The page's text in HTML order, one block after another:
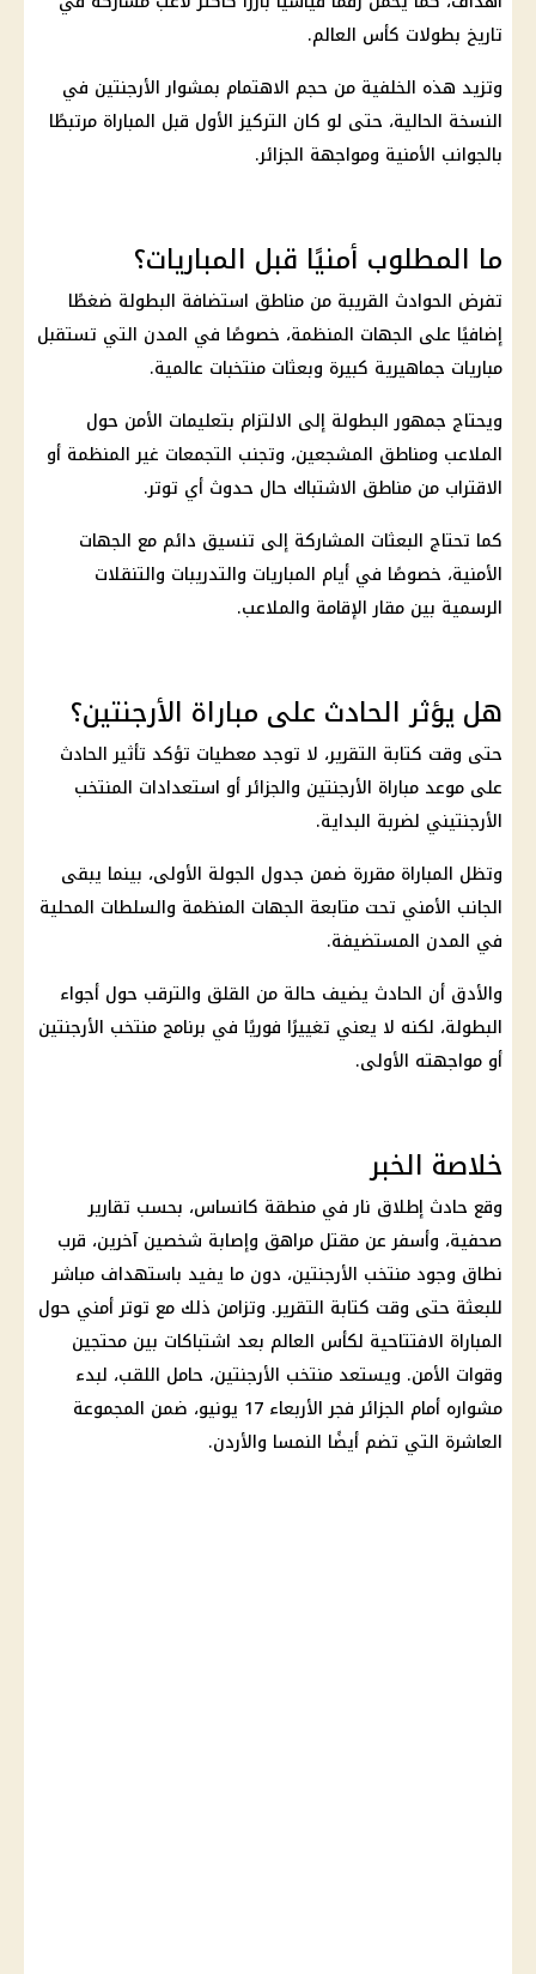
تاريخ بطولات كأس العالم.
وتزيد هذه الخلفية من حجم الاهتمام بمشوار الأرجنتين في
النسخة الحالية، حتى لو كان التركيز الأول قبل المباراة مرتبطًا
بالجوانب الأمنية ومواجهة الجزائر.
ما المطلوب أمنيًا قبل المباريات؟
تفرض الحوادث القريبة من مناطق استضافة البطولة ضغطًا
إضافيًا على الجهات المنظمة، خصوصًا في المدن التي تستقبل
مباريات جماهيرية كبيرة وبعثات منتخبات عالمية.
ويحتاج جمهور البطولة إلى الالتزام بتعليمات الأمن حول
الملاعب ومناطق المشجعين، وتجنب التجمعات غير المنظمة أو
الاقتراب من مناطق الاشتباك حال حدوث أي توتر.
كما تحتاج البعثات المشاركة إلى تنسيق دائم مع الجهات
الأمنية، خصوصًا في أيام المباريات والتدريبات والتنقلات
الرسمية بين مقار الإقامة والملاعب.
هل يؤثر الحادث على مباراة الأرجنتين؟
حتى وقت كتابة التقرير، لا توجد معطيات تؤكد تأثير الحادث
على موعد مباراة الأرجنتين والجزائر أو استعدادات المنتخب
الأرجنتيني لضربة البداية.
وتظل المباراة مقررة ضمن جدول الجولة الأولى، بينما يبقى
الجانب الأمني تحت متابعة الجهات المنظمة والسلطات المحلية
في المدن المستضيفة.
والأدق أن الحادث يضيف حالة من القلق والترقب حول أجواء
البطولة، لكنه لا يعني تغييرًا فوريًا في برنامج منتخب الأرجنتين
أو مواجهته الأولى.
خلاصة الخبر
وقع حادث إطلاق نار في منطقة كانساس، بحسب تقارير
صحفية، وأسفر عن مقتل مراهق وإصابة شخصين آخرين، قرب
نطاق وجود منتخب الأرجنتين، دون ما يفيد باستهداف مباشر
للبعثة حتى وقت كتابة التقرير. وتزامن ذلك مع توتر أمني حول
المباراة الافتتاحية لكأس العالم بعد اشتباكات بين محتجين
وقوات الأمن. ويستعد منتخب الأرجنتين، حامل اللقب، لبدء
مشواره أمام الجزائر فجر الأربعاء 17 يونيو، ضمن المجموعة
العاشرة التي تضم أيضًا النمسا والأردن.